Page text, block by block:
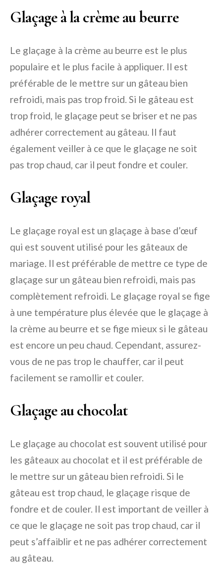
Glaçage à la crème au beurre
Le glaçage à la crème au beurre est le plus
populaire et le plus facile à appliquer. Il est
préférable de le mettre sur un gâteau bien
refroidi, mais pas trop froid. Si le gâteau est
trop froid, le glaçage peut se briser et ne pas
adhérer correctement au gâteau. Il faut
également veiller à ce que le glaçage ne soit
pas trop chaud, car il peut fondre et couler.
Glaçage royal
Le glaçage royal est un glaçage à base d’œuf
qui est souvent utilisé pour les gâteaux de
mariage. Il est préférable de mettre ce type de
glaçage sur un gâteau bien refroidi, mais pas
complètement refroidi. Le glaçage royal se fige
à une température plus élevée que le glaçage à
la crème au beurre et se fige mieux si le gâteau
est encore un peu chaud. Cependant, assurez-
vous de ne pas trop le chauffer, car il peut
facilement se ramollir et couler.
Glaçage au chocolat
Le glaçage au chocolat est souvent utilisé pour
les gâteaux au chocolat et il est préférable de
le mettre sur un gâteau bien refroidi. Si le
gâteau est trop chaud, le glaçage risque de
fondre et de couler. Il est important de veiller à
ce que le glaçage ne soit pas trop chaud, car il
peut s’affaiblir et ne pas adhérer correctement
au gâteau.